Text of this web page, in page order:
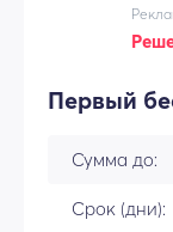
Первый
Сумма до:
Срок (дни):